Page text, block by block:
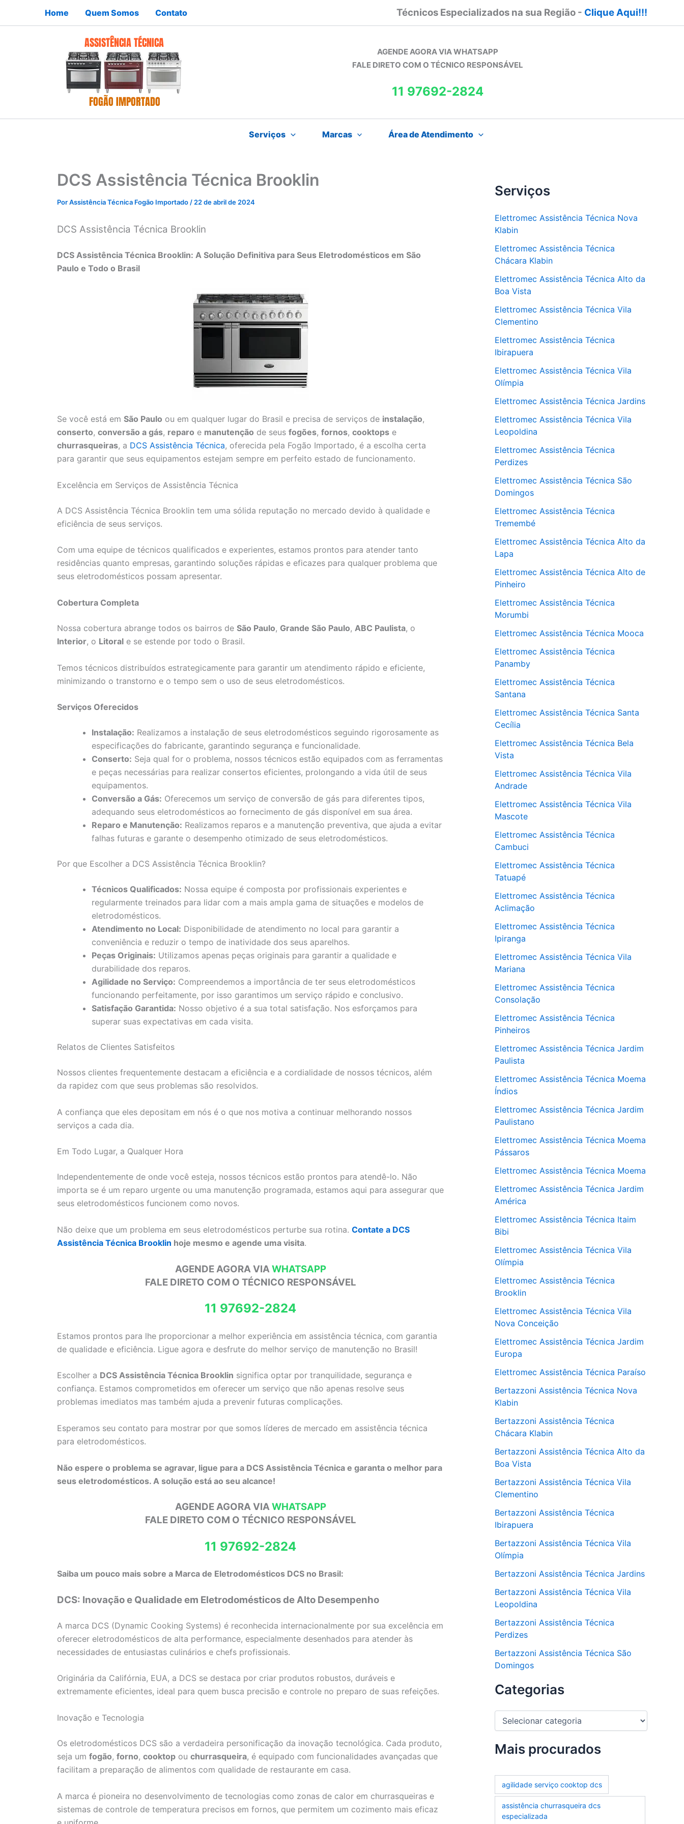
Home Quem Somos Contato Técnicos Especializados na sua Região - Clique Aqui!!!
AGENDE AGORA VIA WHATSAPP
FALE DIRETO COM O TÉCNICO RESPONSÁVEL
11 97692-2824
Serviços Marcas Área de Atendimento
DCS Assistência Técnica Brooklin
PorAssistência Técnica Fogão Importado / 22 de abril de 2024
DCS Assistência Técnica Brooklin
DCS Assistência Técnica Brooklin: A Solução Definitiva para Seus Eletrodomésticos em São
Paulo e Todo o Brasil
Se você está em São Paulo ou em qualquer lugar do Brasil e precisa de serviços de instalação,
conserto, conversão a gás, reparo e manutenção de seus fogões, fornos, cooktops e
churrasqueiras, a DCS Assistência Técnica, oferecida pela Fogão Importado, é a escolha certa
para garantir que seus equipamentos estejam sempre em perfeito estado de funcionamento.
Excelência em Serviços de Assistência Técnica
A DCS Assistência Técnica Brooklin tem uma sólida reputação no mercado devido à qualidade e
eficiência de seus serviços.
Com uma equipe de técnicos qualificados e experientes, estamos prontos para atender tanto
residências quanto empresas, garantindo soluções rápidas e eficazes para qualquer problema que
seus eletrodomésticos possam apresentar.
Cobertura Completa
Nossa cobertura abrange todos os bairros de São Paulo, Grande São Paulo, ABC Paulista, o
Interior, o Litoral e se estende por todo o Brasil.
Temos técnicos distribuídos estrategicamente para garantir um atendimento rápido e eficiente,
minimizando o transtorno e o tempo sem o uso de seus eletrodomésticos.
Serviços Oferecidos
Instalação: Realizamos a instalação de seus eletrodomésticos seguindo rigorosamente as
especificações do fabricante, garantindo segurança e funcionalidade.
Conserto: Seja qual for o problema, nossos técnicos estão equipados com as ferramentas
e peças necessárias para realizar consertos eficientes, prolongando a vida útil de seus
equipamentos.
Conversão a Gás: Oferecemos um serviço de conversão de gás para diferentes tipos,
adequando seus eletrodomésticos ao fornecimento de gás disponível em sua área.
Reparo e Manutenção: Realizamos reparos e a manutenção preventiva, que ajuda a evitar
falhas futuras e garante o desempenho otimizado de seus eletrodomésticos.
Por que Escolher a DCS Assistência Técnica Brooklin?
Técnicos Qualificados: Nossa equipe é composta por profissionais experientes e
regularmente treinados para lidar com a mais ampla gama de situações e modelos de
eletrodomésticos.
Atendimento no Local: Disponibilidade de atendimento no local para garantir a
conveniência e reduzir o tempo de inatividade dos seus aparelhos.
Peças Originais: Utilizamos apenas peças originais para garantir a qualidade e
durabilidade dos reparos.
Agilidade no Serviço: Compreendemos a importância de ter seus eletrodomésticos
funcionando perfeitamente, por isso garantimos um serviço rápido e conclusivo.
Satisfação Garantida: Nosso objetivo é a sua total satisfação. Nos esforçamos para
superar suas expectativas em cada visita.
Relatos de Clientes Satisfeitos
Nossos clientes frequentemente destacam a eficiência e a cordialidade de nossos técnicos, além
da rapidez com que seus problemas são resolvidos.
A confiança que eles depositam em nós é o que nos motiva a continuar melhorando nossos
serviços a cada dia.
Em Todo Lugar, a Qualquer Hora
Independentemente de onde você esteja, nossos técnicos estão prontos para atendê-lo. Não
importa se é um reparo urgente ou uma manutenção programada, estamos aqui para assegurar que
seus eletrodomésticos funcionem como novos.
Não deixe que um problema em seus eletrodomésticos perturbe sua rotina. Contate a DCS
Assistência Técnica Brooklin hoje mesmo e agende uma visita.
AGENDE AGORA VIA WHATSAPP
FALE DIRETO COM O TÉCNICO RESPONSÁVEL
11 97692-2824
Estamos prontos para lhe proporcionar a melhor experiência em assistência técnica, com garantia
de qualidade e eficiência. Ligue agora e desfrute do melhor serviço de manutenção no Brasil!
Escolher a DCS Assistência Técnica Brooklin significa optar por tranquilidade, segurança e
confiança. Estamos comprometidos em oferecer um serviço que não apenas resolve seus
problemas imediatos mas também ajuda a prevenir futuras complicações.
Esperamos seu contato para mostrar por que somos líderes de mercado em assistência técnica
para eletrodomésticos.
Não espere o problema se agravar, ligue para a DCS Assistência Técnica e garanta o melhor para
seus eletrodomésticos. A solução está ao seu alcance!
AGENDE AGORA VIAWHATSAPP
FALE DIRETO COM O TÉCNICO RESPONSÁVEL
11 97692-2824
Saiba um pouco mais sobre a Marca de Eletrodomésticos DCS no Brasil:
DCS: Inovação e Qualidade em Eletrodomésticos de Alto Desempenho
A marca DCS (Dynamic Cooking Systems) é reconhecida internacionalmente por sua excelência em
oferecer eletrodomésticos de alta performance, especialmente desenhados para atender às
necessidades de entusiastas culinários e chefs profissionais.
Originária da Califórnia, EUA, a DCS se destaca por criar produtos robustos, duráveis e
extremamente eficientes, ideal para quem busca precisão e controle no preparo de suas refeições.
Inovação e Tecnologia
Os eletrodomésticos DCS são a verdadeira personificação da inovação tecnológica. Cada produto,
seja um fogão, forno, cooktop ou churrasqueira, é equipado com funcionalidades avançadas que
facilitam a preparação de alimentos com qualidade de restaurante em casa.
A marca é pioneira no desenvolvimento de tecnologias como zonas de calor em churrasqueiras e
sistemas de controle de temperatura precisos em fornos, que permitem um cozimento mais eficaz
Serviços
Elettromec Assistência Técnica Nova
Klabin
Elettromec Assistência Técnica
Chácara Klabin
Elettromec Assistência Técnica Alto da
Boa Vista
Elettromec Assistência Técnica Vila
Clementino
Elettromec Assistência Técnica
Ibirapuera
Elettromec Assistência Técnica Vila
Olímpia
Elettromec Assistência Técnica Jardins
Elettromec Assistência Técnica Vila
Leopoldina
Elettromec Assistência Técnica
Perdizes
Elettromec Assistência Técnica São
Domingos
Elettromec Assistência Técnica
Tremembé
Elettromec Assistência Técnica Alto da
Lapa
Elettromec Assistência Técnica Alto de
Pinheiro
Elettromec Assistência Técnica
Morumbi
Elettromec Assistência Técnica Mooca
Elettromec Assistência Técnica
Panamby
Elettromec Assistência Técnica
Santana
Elettromec Assistência Técnica Santa
Cecília
Elettromec Assistência Técnica Bela
Vista
Elettromec Assistência Técnica Vila
Andrade
Elettromec Assistência Técnica Vila
Mascote
Elettromec Assistência Técnica
Cambuci
Elettromec Assistência Técnica
Tatuapé
Elettromec Assistência Técnica
Aclimação
Elettromec Assistência Técnica
Ipiranga
Elettromec Assistência Técnica Vila
Mariana
Elettromec Assistência Técnica
Consolação
Elettromec Assistência Técnica
Pinheiros
Elettromec Assistência Técnica Jardim
Paulista
Elettromec Assistência Técnica Moema
Índios
Elettromec Assistência Técnica Jardim
Paulistano
Elettromec Assistência Técnica Moema
Pássaros
Elettromec Assistência Técnica Moema
Elettromec Assistência Técnica Jardim
América
Elettromec Assistência Técnica Itaim
Bibi
Elettromec Assistência Técnica Vila
Olímpia
Elettromec Assistência Técnica
Brooklin
Elettromec Assistência Técnica Vila
Nova Conceição
Elettromec Assistência Técnica Jardim
Europa
Elettromec Assistência Técnica Paraíso
Bertazzoni Assistência Técnica Nova
Klabin
Bertazzoni Assistência Técnica
Chácara Klabin
Bertazzoni Assistência Técnica Alto da
Boa Vista
Bertazzoni Assistência Técnica Vila
Clementino
Bertazzoni Assistência Técnica
Ibirapuera
Bertazzoni Assistência Técnica Vila
Olímpia
Bertazzoni Assistência Técnica Jardins
Bertazzoni Assistência Técnica Vila
Leopoldina
Bertazzoni Assistência Técnica
Perdizes
Bertazzoni Assistência Técnica São
Domingos
Categorias
C
e
g
r
a
Mais procurados
agilidade serviço cooktop dcs
assistência churrasqueira dcs
especializada